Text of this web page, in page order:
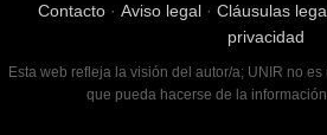
Contacto· Aviso legal· Cláusulas
privacidad
Esta web refleja la visión del autor/a; UNIR no
que pueda hacerse de la